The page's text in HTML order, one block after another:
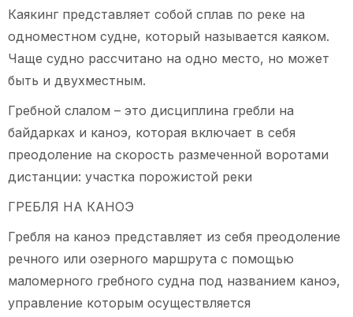
Каякинг представляет собой сплав по реке на
одноместном судне, который называется каяком.
Чаще судно рассчитано на одно место, но может
быть и двухместным.
Гребной слалом – это дисциплина гребли на
байдарках и каноэ, которая включает в себя
преодоление на скорость размеченной воротами
дистанции: участка порожистой реки
ГРЕБЛЯ НА КАНОЭ
Гребля на каноэ представляет из себя преодоление
речного или озерного маршрута с помощью
маломерного гребного судна под названием каноэ,
управление которым осуществляется